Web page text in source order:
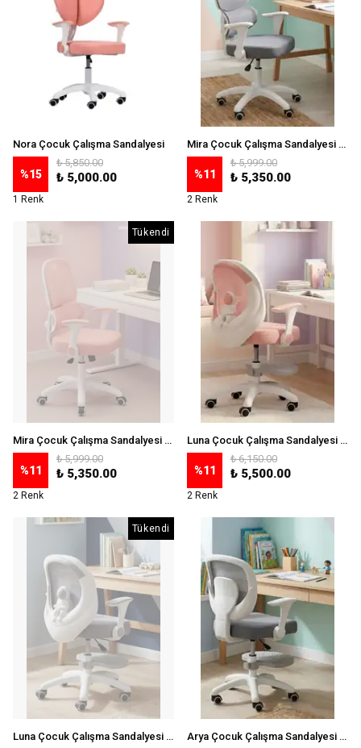
Nora Çocuk Çalışma Sandalyesi
%15
₺ 5,850.00
₺ 5,000.00
1 Renk
Mira Çocuk Çalışma Sandalyesi - Gri
%11
₺ 5,999.00
₺ 5,350.00
2 Renk
Tükendi
Mira Çocuk Çalışma Sandalyesi - Pembe
%11
₺ 5,999.00
₺ 5,350.00
2 Renk
Luna Çocuk Çalışma Sandalyesi (Ayak Pedallı) - Pembe
%11
₺ 6,150.00
₺ 5,500.00
2 Renk
Tükendi
Luna Çocuk Çalışma Sandalyesi (Ayak Pedallı) - Gri Arya Çocuk Çalışma Sandalyesi (Ayak Pedallı) - Gri